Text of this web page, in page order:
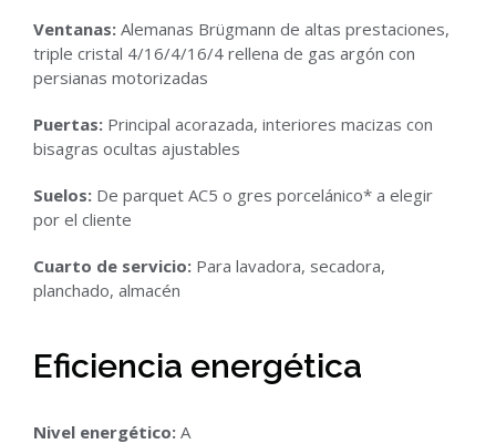
Ventanas: Alemanas Brügmann de altas prestaciones,
triple cristal 4/16/4/16/4 rellena de gas argón con
persianas motorizadas
Puertas: Principal acorazada, interiores macizas con
bisagras ocultas ajustables
Suelos: De parquet AC5 o gres porcelánico* a elegir
por el cliente
Cuarto de servicio: Para lavadora, secadora,
planchado, almacén
Eficiencia energética
Nivel energético: A